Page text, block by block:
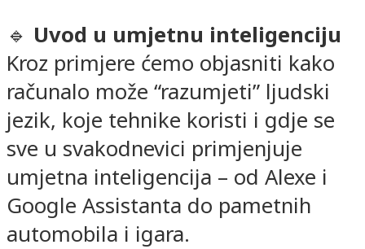
🔹 Uvod u umjetnu inteligenciju
Kroz primjere ćemo objasniti kako
računalo može “razumjeti” ljudski
jezik, koje tehnike koristi i gdje se
sve u svakodnevici primjenjuje
umjetna inteligencija – od Alexe i
Google Assistanta do pametnih
automobila i igara.